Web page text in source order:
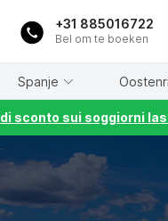
+31 885016722
Bel om te boeken
Spanje
sconto sui soggiorni